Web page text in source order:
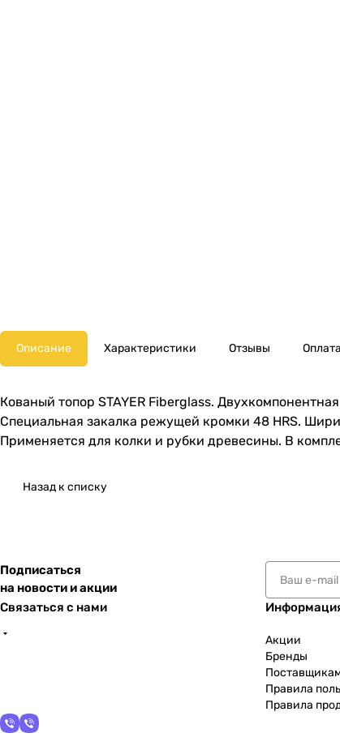
Описание Характеристики Отзывы Оплата
Кованый топор STAYER Fiberglass.
Специальная закалка режущей кромки 48 HRS.
Применяется для колки и рубки древесины. В
Назад к списку
Подписаться
на новости и акции
Связаться с нами
Акции
Бренды
Правила
Правила